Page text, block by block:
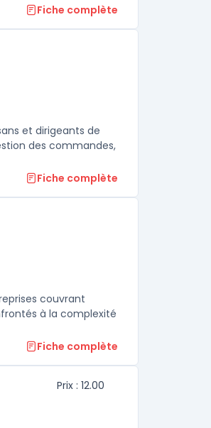
Fiche complète
et dirigeants de
des commandes,
Fiche complète
couvrant
à la complexité
Fiche complète
Prix : 12.00